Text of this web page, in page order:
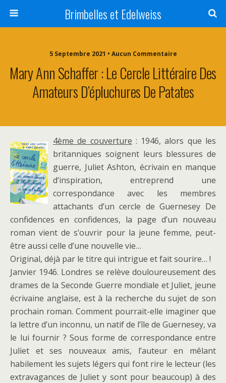
Brimbelles et Edelweiss
5 Septembre 2021 • Aucun Commentaire
Mary Ann Schaffer : Le Cercle Littéraire Des
Amateurs D’épluchures De Patates
4ème de couverture : 1946, alors que les
britanniques soignent leurs blessures de
guerre, Juliet Ashton, écrivain en manque
d’inspiration, entreprend une
correspondance avec les membres
attachants d’un cercle de Guernesey De
confidences en confidences, la page d’un nouveau
roman vient de s’ouvrir pour la jeune femme, peut-
être aussi celle d’une nouvelle vie…
Original, déjà par le titre qui intrigue et fait sourire… !
Janvier 1946. Londres se relève douloureusement des
drames de la Seconde Guerre mondiale et Juliet, jeune
écrivaine anglaise, est à la recherche du sujet de son
prochain roman. Comment pourrait-elle imaginer que
la lettre d’un inconnu, un natif de l’île de Guernesey, va
le lui fournir ? Sous forme de correspondance entre
Juliet et ses nouveaux amis, l’auteur en mêlant
habilement les sujets légers qui font rire le lecteur (les
extravagances de Juliet y sont pour beaucoup) à des